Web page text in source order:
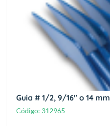
Guia # 1/2, 9/16" o 14 mm
Código: 312965